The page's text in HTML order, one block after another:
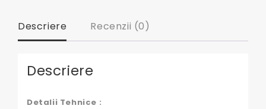
Descriere Recenzii (0)
Descriere
Detalii Tehnice :